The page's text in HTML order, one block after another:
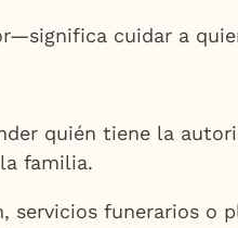
cuidar a
quién tiene la
familia.
servicios funerarios o